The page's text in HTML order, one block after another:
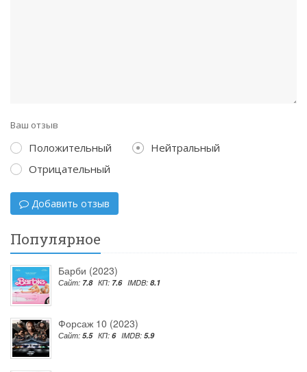
Ваш отзыв
Положительный
Нейтральный
Отрицательный
Добавить отзыв
Популярное
Барби (2023)
Сайт: 7.8 КП: 7.6 IMDB: 8.1
Форсаж 10 (2023)
Сайт: 5.5 КП: 6 IMDB: 5.9